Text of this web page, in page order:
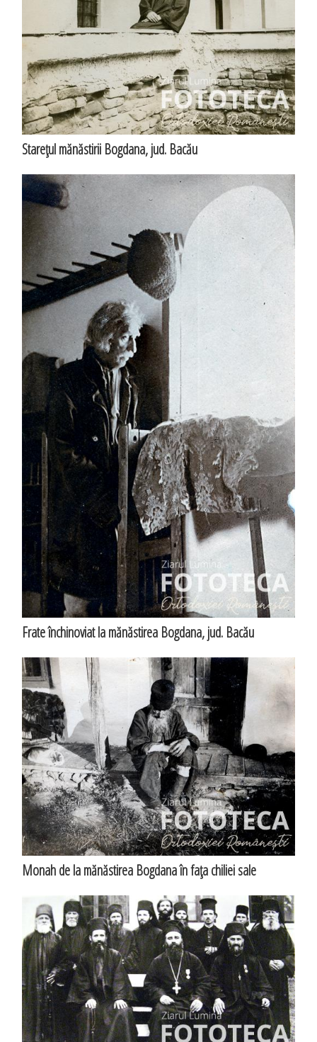
Stareţul mănăstirii Bogdana, jud. Bacău
Frate închinoviat la mănăstirea Bogdana, jud. Bacău
Monah de la mănăstirea Bogdana în faţa chiliei sale